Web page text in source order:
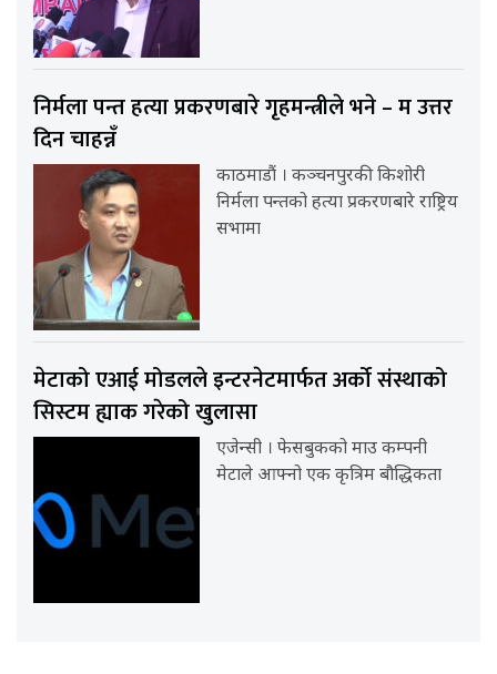
निर्मला पन्त हत्या प्रकरणबारे गृहमन्त्रीले भने – म उत्तर
दिन चाहन्नँ
काठमाडौं । कञ्चनपुरकी किशोरी
निर्मला पन्तको हत्या प्रकरणबारे राष्ट्रिय
सभामा
मेटाको एआई मोडलले इन्टरनेटमार्फत अर्को संस्थाको
सिस्टम ह्याक गरेको खुलासा
एजेन्सी । फेसबुकको माउ कम्पनी
मेटाले आफ्नो एक कृत्रिम बौद्धिकता